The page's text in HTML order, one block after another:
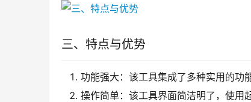
三、特点与优势
功能强大：该工具集成了多种实用的功
操作简单：该工具界面简洁明了，使用